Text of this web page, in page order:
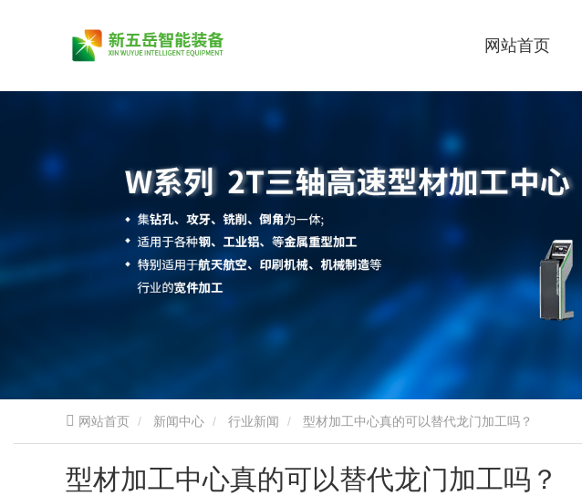
网站首页
网站首页 新闻中心 行业新闻 型材加工中心真的可以替代龙门加工吗？
型材加工中心真的可以替代龙门加工吗？